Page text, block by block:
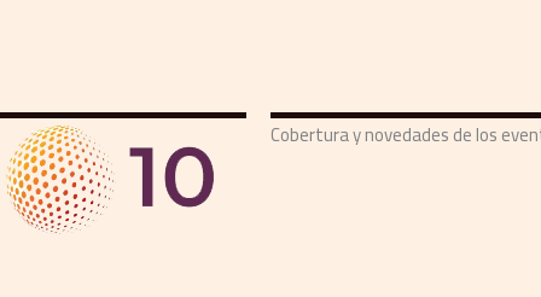
Cobertura y novedades de los